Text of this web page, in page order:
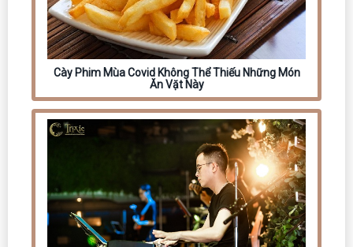
Cày Phim Mùa Covid Không Thể Thiếu Những Món
Ăn Vặt Này